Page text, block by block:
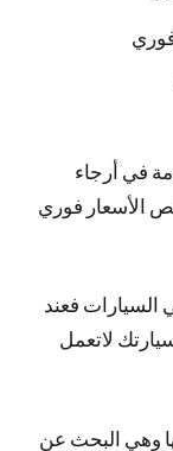
في أرجاء
الأسعار فوري
السيارات فعند
لاتعمل
وهي البحث عن